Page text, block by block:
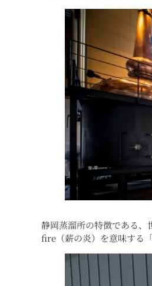
静岡蒸溜所の特徴である
fire（薪の炎）を意味する